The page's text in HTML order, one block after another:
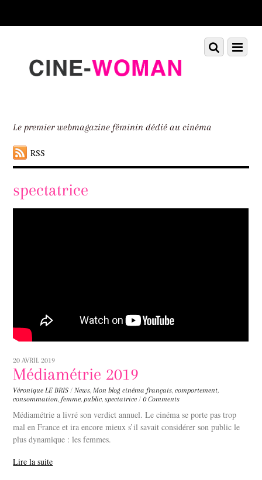
down
Le premier webmagazine féminin dédié au cinéma
RSS
Menu
Scroll
down
spectatrice
20 AVRIL 2019
Médiamétrie 2019
Véronique LE BRIS / News,Mon blog cinéma français,comportement,
consommation, femme,public,spectatrice / 0 Comments
Médiamétrie a livré son verdict annuel. Le cinéma se porte pas trop
mal en France et ira encore mieux s’il savait considérer son public le
plus dynamique : les femmes.
Lire la suite